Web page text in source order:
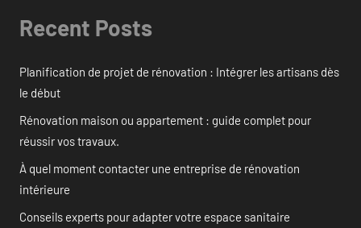
Recent Posts
Planification de projet de rénovation : Intégrer les artisans dès
le début
Rénovation maison ou appartement : guide complet pour
réussir vos travaux.
À quel moment contacter une entreprise de rénovation
intérieure
Conseils experts pour adapter votre espace sanitaire